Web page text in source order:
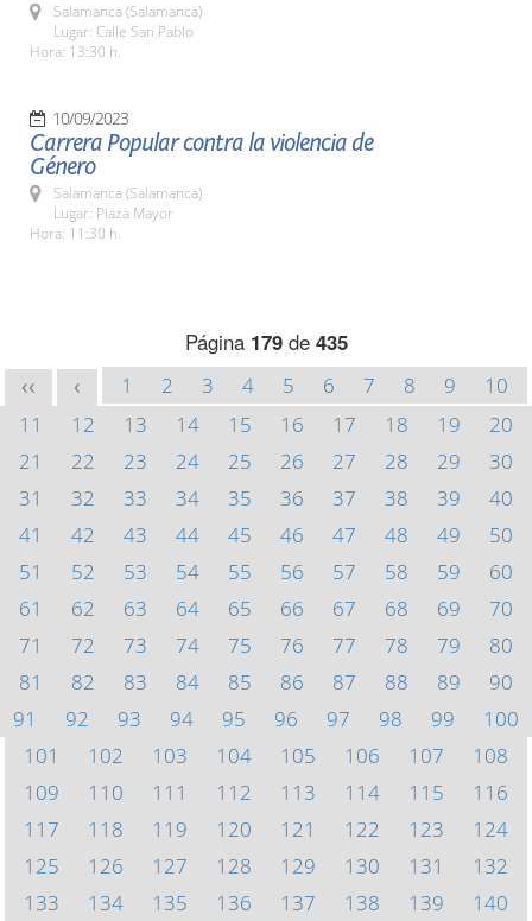
Salamanca (Salamanca)
Lugar: Calle San Pablo
Hora: 13:30 h.
10/09/2023
Carrera Popular contra la violencia de
Género
Salamanca (Salamanca)
Lugar: Plaza Mayor
Hora: 11:30 h.
Página 179de 435
<< < 1 2 3 4 5 6 7 8 9
10
11
12 13 14 15 16 17 18 19
20
21
22 23 24 25 26 27 28 29
30
31
32 33 34 35 36 37 38 39
40
41
42 43 44 45 46 47 48 49
50
51
52 53 54 55 56 57 58 59
60
61
62 63 64 65 66 67 68 69
70
71
72 73 74 75 76 77 78 79
80
81
82 83 84 85 86 87 88 89
90
91
92 93 94 95 96 97 98 99
100
101
102 103 104 105 106 107
108
109
110 111 112 113 114 115
116
117
118 119 120 121 122 123
124
125
126 127 128 129 130 131
132
133
134 135 136 137 138 139
140